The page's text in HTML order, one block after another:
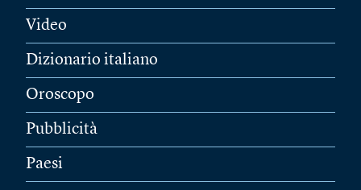
Video
Dizionario italiano
Oroscopo
Pubblicità
Paesi